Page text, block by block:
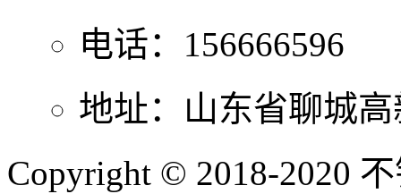
电话：156666596
地址：山东省聊城
Copyright © 2018-2020